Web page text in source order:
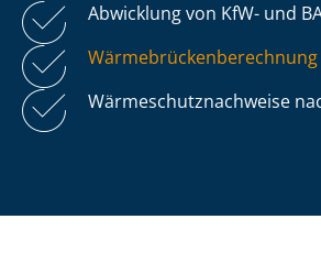
Abwicklung von KfW- und
Wär­me­brü­cken­be­rech­nung
Wär­me­schutz­nach­wei­se